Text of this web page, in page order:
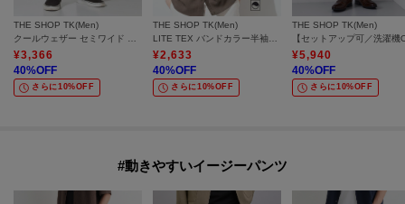
THE SHOP TK(Men)
クールウェザー セミワイド イージーパンツ 接触冷感／洗濯機OK／ベルト要らず／セットアップ可
¥3,366
40%OFF
さらに10%OFF
THE SHOP TK(Men)
LITE TEX バンドカラー半袖シャツ 接触冷感/吸水速乾/UVカット/アンチピリング/イージーケア/洗濯機OK/セットアップ可
¥2,633
40%OFF
さらに10%OFF
THE SHOP TK(Men)
¥5,940
40%OFF
さらに10%OFF
#動きやすいイージーパンツ